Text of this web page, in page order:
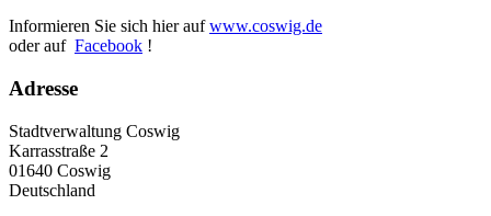
Informieren Sie sich hier aufwww.coswig.de
oder auf Facebook !
Adresse
Stadtverwaltung Coswig
Karrasstraße 2
01640 Coswig
Deutschland